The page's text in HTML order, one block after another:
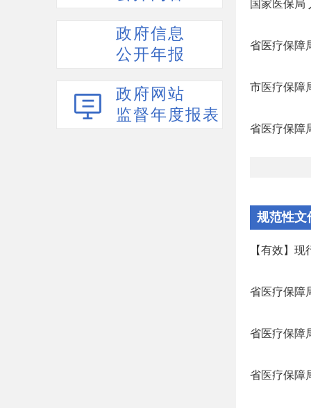
政府信息
公开年报
政府网站
监督年度报表
国家医保局
省医疗保障
市医疗保障
省医疗保障
规范性文
【有效】
省医疗保障
省医疗保障
省医疗保障